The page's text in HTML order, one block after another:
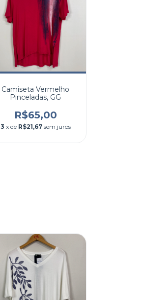
Camiseta Vermelho
Pinceladas, GG
R$65,00
3 x de R$21,67 sem juros